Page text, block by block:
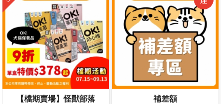
【檔期賣場】怪獸部落
補差額